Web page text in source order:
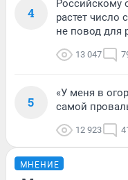
4
Российскому
растет число
не повод для
13 047
5
«У меня в
самой
12 923
МНЕНИЕ